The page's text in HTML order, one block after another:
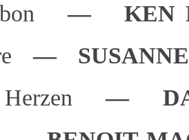
— KEN
—
—